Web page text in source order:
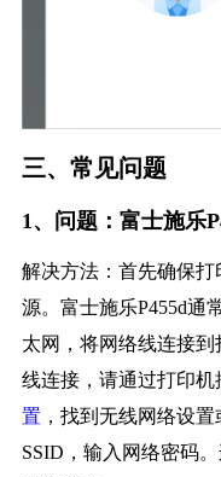
三、常见问题
1、问题：富士施乐
解决方法：首先确保
源。富士施乐P455d通
太网，将网络线连接
线连接，请通过打印
置 ，找到无线网络设
SSID，输入网络密码